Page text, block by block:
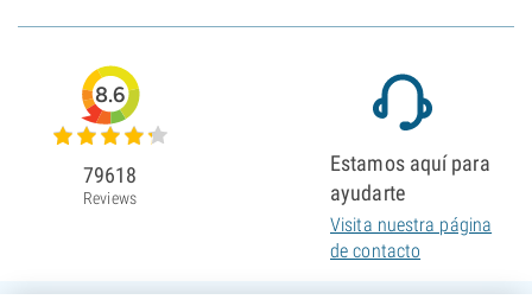
8.6
79618
Reviews
Estamos aquí para
ayudarte
Visita nuestra página
de contacto